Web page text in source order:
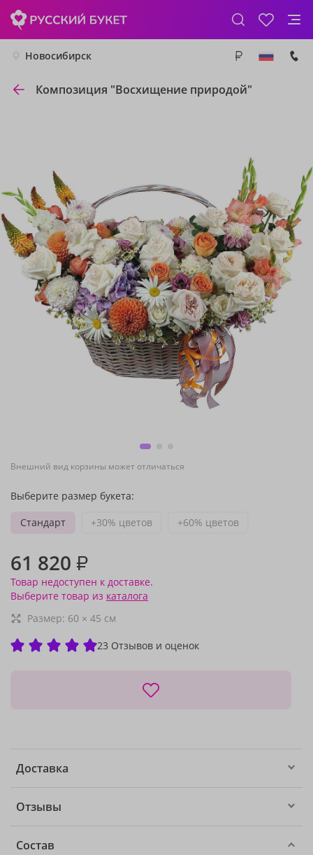
Новосибирск
Композиция "Восхищение природой"
Внешний вид корзины может отличаться
Выберите размер букета:
Стандарт
+30% цветов +60% цветов
61 820 ₽
Товар недоступен к доставке.
Выберите товар из каталога
Размер: 60 × 45 см
23 Отзывов и оценок
Доставка
Отзывы
Состав